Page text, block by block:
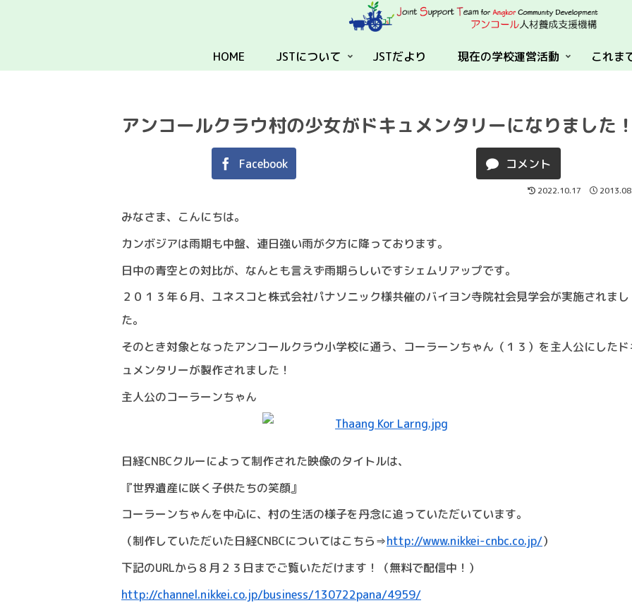
HOME JSTについて JSTだより 現在の学校運営活動 これま
アンコールクラウ村の少女がドキュメンタリーになりました
Facebook コメント
2022.10.17
みなさま、こんにちは。
カンボジアは雨期も中盤、連日強い雨が夕方に降っております。
日中の青空との対比が、なんとも言えず雨期らしいですシェムリアップです。
２０１３年６月、ユネスコと株式会社パナソニック様共催のバイヨン寺院社会見学会が実施されまし
た。
そのとき対象となったアンコールクラウ小学校に通う、コーラーンちゃん（１３）を主人公にしたド
ュメンタリーが製作されました！
主人公のコーラーンちゃん
日経CNBCクルーによって制作された映像のタイトルは、
『世界遺産に咲く子供たちの笑顔』
コーラーンちゃんを中心に、村の生活の様子を丹念に追っていただいています。
（制作していただいた日経CNBCについてはこちら⇒http://www.nikkei-cnbc.co.jp/）
下記のURLから８月２３日までご覧いただけます！（無料で配信中！）
http://channel.nikkei.co.jp/business/130722pana/4959/